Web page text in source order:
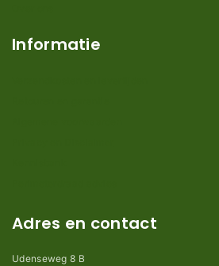
Informatie
Adres en contact
Udenseweg 8 B